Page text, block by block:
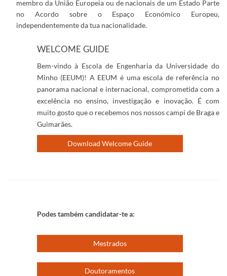
membro da União Europeia ou de nacionais de um Estado Parte
no Acordo sobre o Espaço Económico Europeu,
independentemente da tua nacionalidade.
WELCOME GUIDE
Bem-vindo à Escola de Engenharia da Universidade do
Minho (EEUM)! A EEUM é uma escola de referência no
panorama nacional e internacional, comprometida com a
excelência no ensino, investigação e inovação. É com
muito gosto que o recebemos nos nossos campi de Braga e
Guimarães.
Download Welcome Guide
Podes também candidatar-te a:
Mestrados
Doutoramentos